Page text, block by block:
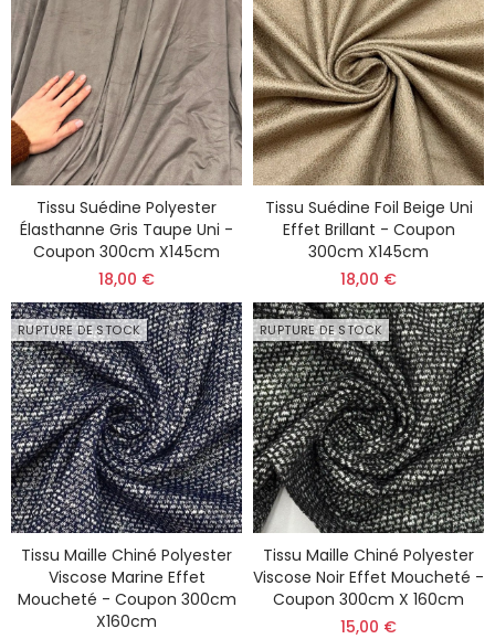
Tissu Suédine Polyester
Élasthanne Gris Taupe Uni -
Coupon 300cm X145cm
18,00 €
Tissu Suédine Foil Beige Uni
Effet Brillant - Coupon
300cm X145cm
18,00 €
RUPTURE DE STOCK
Tissu Maille Chiné Polyester
Viscose Marine Effet
Moucheté - Coupon 300cm
X160cm
RUPTURE DE STOCK
Tissu Maille Chiné Polyester
Viscose Noir Effet Moucheté -
Coupon 300cm X 160cm
15,00 €